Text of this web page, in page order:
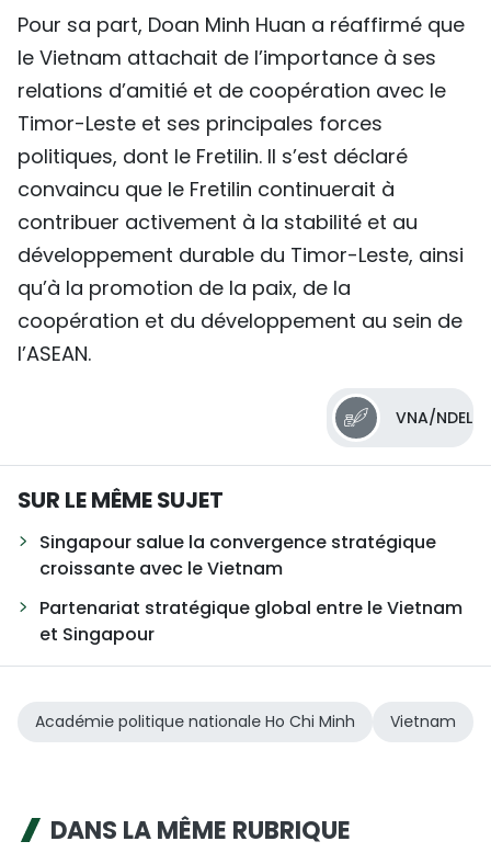
Pour sa part, Doan Minh Huan a réaffirmé que
le Vietnam attachait de l’importance à ses
relations d’amitié et de coopération avec le
Timor-Leste et ses principales forces
politiques, dont le Fretilin. Il s’est déclaré
convaincu que le Fretilin continuerait à
contribuer activement à la stabilité et au
développement durable du Timor-Leste, ainsi
qu’à la promotion de la paix, de la
coopération et du développement au sein de
l’ASEAN.
VNA/NDEL
SUR LE MÊME SUJET
Singapour salue la convergence stratégique
croissante avec le Vietnam
Partenariat stratégique global entre le Vietnam
et Singapour
Académie politique nationale Ho Chi Minh Vietnam
DANS LA MÊME RUBRIQUE